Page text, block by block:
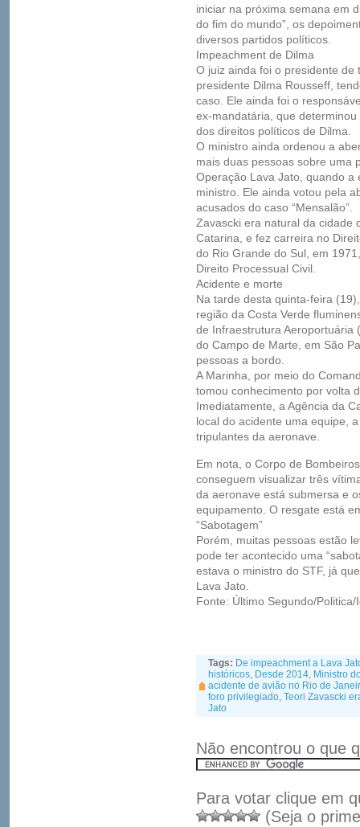
iniciar na próxima semana em
do fim do mundo”, os
diversos partidos políticos.
Impeachment de Dilma
O juiz ainda foi o presidente
presidente Dilma Rousseff,
caso. Ele ainda foi o
ex-mandatária, que
dos direitos políticos de Dilma.
O ministro ainda ordenou a
mais duas pessoas sobre uma
Operação Lava Jato, quando
ministro. Ele ainda votou pela
acusados do caso “Mensalão”.
Zavascki era natural da cidade
Catarina, e fez carreira no
do Rio Grande do Sul, em
Direito Processual Civil.
Acidente e morte
Na tarde desta quinta-feira
região da Costa Verde
de Infraestrutura Aeroportuária
do Campo de Marte, em São
pessoas a bordo.
A Marinha, por meio do
tomou conhecimento por volta
Imediatamente, a Agência da
local do acidente uma equipe,
tripulantes da aeronave.
Em nota, o Corpo de
conseguem visualizar três
da aeronave está submersa e
equipamento. O resgate está
“Sabotagem”
Porém, muitas pessoas estão
pode ter acontecido uma
estava o ministro do STF, já
Lava Jato.
Fonte: Último Segundo/Politica/
Tags: De impeachment a Lava
históricos, Desde 2014, Ministro
acidente de avião no Rio de
foro privilegiado, Teori Zavascki
Jato
Não encontrou o que
Para votar clique em
(Seja o